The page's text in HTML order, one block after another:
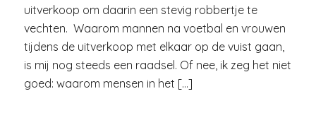
uitverkoop om daarin een stevig robbertje te
vechten. Waarom mannen na voetbal en vrouwen
tijdens de uitverkoop met elkaar op de vuist gaan,
is mij nog steeds een raadsel. Of nee, ik zeg het niet
goed: waarom mensen in het […]